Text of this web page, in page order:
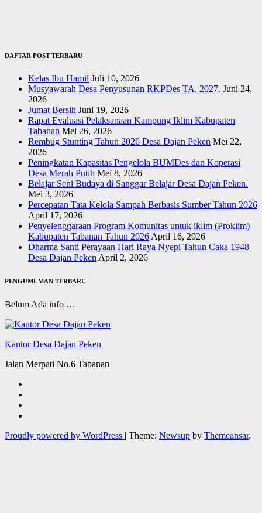
DAFTAR POST TERBARU
Kelas Ibu Hamil Juli 10, 2026
Musyawarah Desa Penyusunan RKPDes TA. 2027. Juni 24,
2026
Jumat Bersih Juni 19, 2026
Rapat Evaluasi Pelaksanaan Kampung Iklim Kabupaten
Tabanan Mei 26, 2026
Rembug Stunting Tahun 2026 Desa Dajan Peken Mei 22,
2026
Peningkatan Kapasitas Pengelola BUMDes dan Koperasi
Desa Merah Putih Mei 8, 2026
Belajar Seni Budaya di Sanggar Belajar Desa Dajan Peken.
Mei 3, 2026
Percepatan Tata Kelola Sampah Berbasis Sumber Tahun 2026
April 17, 2026
Penyelenggaraan Program Komunitas untuk iklim (Proklim)
Kabupaten Tabanan Tahun 2026April 16, 2026
Dharma Santi Perayaan Hari Raya Nyepi Tahun Caka 1948
Desa Dajan PekenApril 2, 2026
PENGUMUMAN TERBARU
Belum Ada info …
Kantor Desa Dajan Peken
Jalan Merpati No.6 Tabanan
Proudly powered by WordPress | Theme: Newsup by Themeansar.